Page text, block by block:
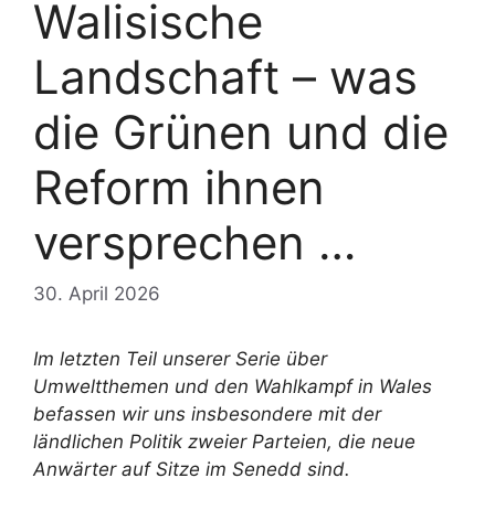
Walisische
Landschaft – was
die Grünen und die
Reform ihnen
versprechen …
30. April 2026
Im letzten Teil unserer Serie über
Umweltthemen und den Wahlkampf in Wales
befassen wir uns insbesondere mit der
ländlichen Politik zweier Parteien, die neue
Anwärter auf Sitze im Senedd sind.